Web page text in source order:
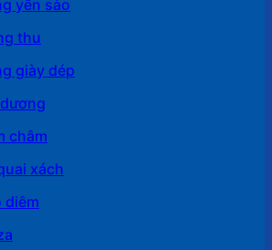
yến sào
thu
giày dép
châm
xách
diêm